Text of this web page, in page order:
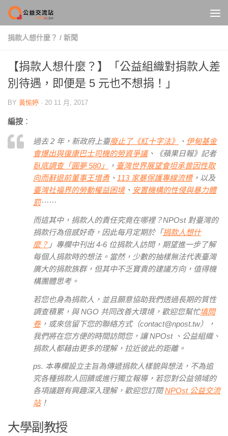
Skip to content
捐款人想什麼？ / 新聞
【捐款人想什麼？】「公益組織對捐款人差
別待遇，即便是 5 元也不想捐！」
BY 黃愉婷 · 20 11 月, 2017
編按 ：
過去 2 年，新政府上臺廢止了《紅十字法》 、 伊甸基金
會爆出與復康巴士司機的勞資爭議、《蘋果日報》記者
臥底調查「圓夢 580」
， 臺灣世界展望會坦承曾因性取
向而辭退前董事王增勇、 113 家暴保護專線流標，以及
臺灣社福界的勞動權益困境、 安置機構的性侵與暴力體
罰⋯⋯
而這其中，捐款人的責任究竟在哪裡？NPOst 對臺灣的
捐款行為倍感好奇，因此每月定期於「捐款人想什
麼？ 」專欄中刊出 4-6 位捐款人訪問，期望進一步了解
每個人捐款時的想法。當然，少數的抽樣無法代表臺灣
廣大的捐款族群，但其中不乏寶貴的建議方向，值得機
構團體思考。
若您也身為捐款人，並且願意協助我們透過長期的質性
調查積累，與 NGO 共同改善大環境，歡迎您幫忙填問
卷，或來信留下您的聯絡方式（contact@npost.tw），
我們將在您方便的時間訪問您，讓 NPOst 、公益組織、
捐款人都藉由更多的理解，拉近彼此的距離。
ps. 本專欄設立主旨為傳遞捐款人樣貌與想法，不為追
究各種捐款人回饋或進行獨立報導，若您對公益領域的
各項議題有興趣深入理解，歡迎您訂閱NPOst 公益交流
站！
大學副教授